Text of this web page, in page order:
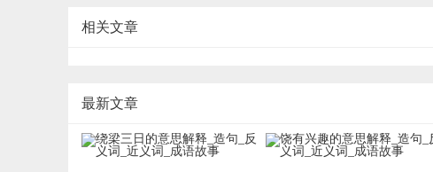
相关文章
最新文章